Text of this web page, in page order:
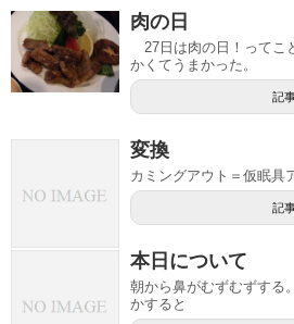
肉の日
27日は肉の日！ってこ
かくてうまかった。
記
変換
カミングアウト＝仮眠具
記
本日について
朝から鼻がむずむずする
かすると